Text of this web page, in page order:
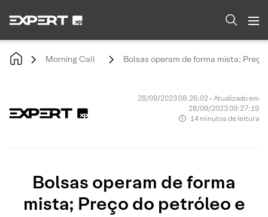
Morning Call Bolsas operam de forma mista;
28/09/2023 08:26:02 • Atualizado em
28/09/2023 09:27:19
14 minutos de leitura
Bolsas operam de forma
mista; Preço do petróleo e